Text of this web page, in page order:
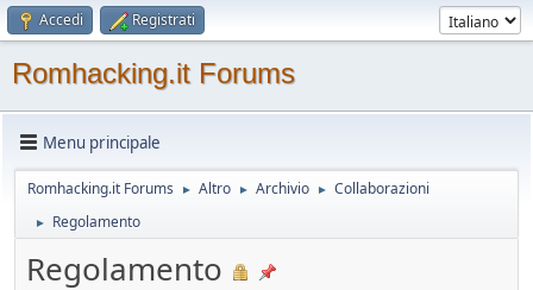
Accedi Registrati
Romhacking.it Forums
Menu principale
Romhacking.it Forums ► Altro ► Archivio ► Collaborazioni
► Regolamento
Regolamento